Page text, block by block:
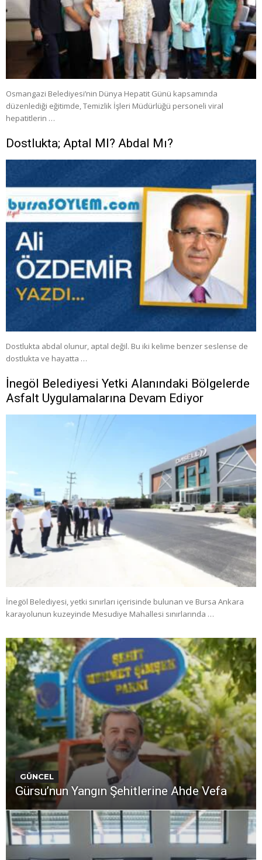
Osmangazi Belediyesi’nin Dünya Hepatit Günü kapsamında
düzenlediği eğitimde, Temizlik İşleri Müdürlüğü personeli viral
hepatitlerin …
Dostlukta; Aptal MI? Abdal Mı?
Dostlukta abdal olunur, aptal değil. Bu iki kelime benzer seslense de
dostlukta ve hayatta …
İnegöl Belediyesi Yetki Alanındaki Bölgelerde
Asfalt Uygulamalarına Devam Ediyor
İnegöl Belediyesi, yetki sınırları içerisinde bulunan ve Bursa Ankara
karayolunun kuzeyinde Mesudiye Mahallesi sınırlarında …
GÜNCEL
Gürsu’nun Yangın Şehitlerine Ahde Vefa